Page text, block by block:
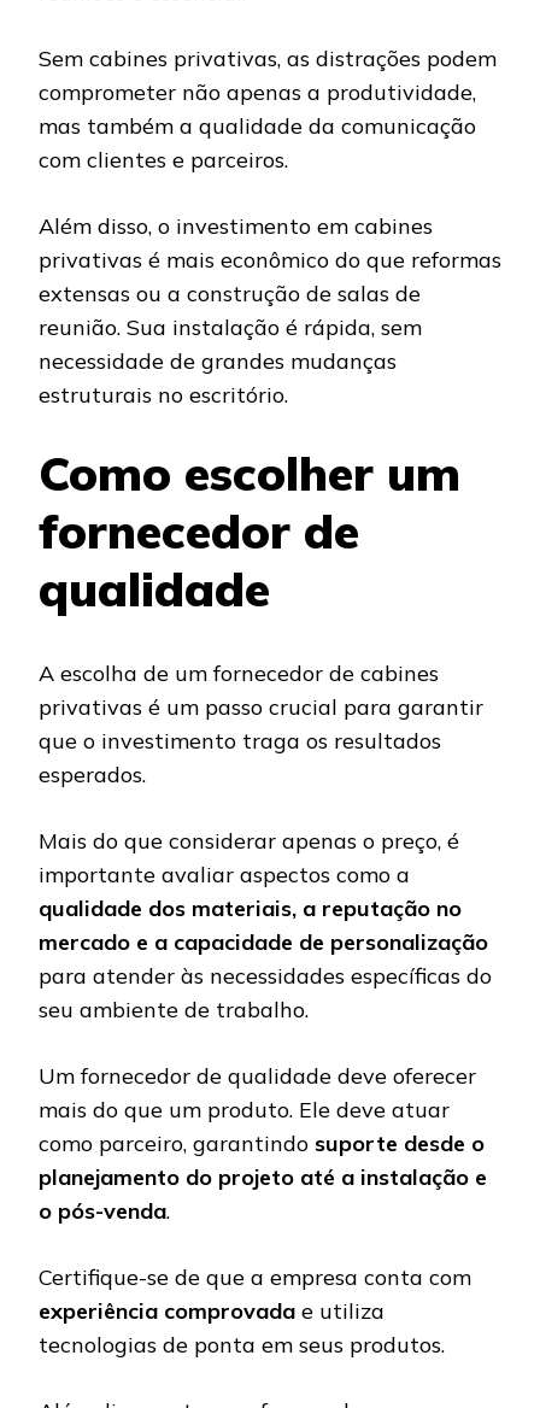
Sem cabines privativas, as distrações podem
comprometer não apenas a produtividade,
mas também a qualidade da comunicação
com clientes e parceiros.
Além disso, o investimento em cabines
privativas é mais econômico do que reformas
extensas ou a construção de salas de
reunião. Sua instalação é rápida, sem
necessidade de grandes mudanças
estruturais no escritório.
Como escolher um
fornecedor de
qualidade
A escolha de um fornecedor de cabines
privativas é um passo crucial para garantir
que o investimento traga os resultados
esperados.
Mais do que considerar apenas o preço, é
importante avaliar aspectos como a
qualidade dos materiais, a reputação no
mercado e a capacidade de personalização
para atender às necessidades específicas do
seu ambiente de trabalho.
Um fornecedor de qualidade deve oferecer
mais do que um produto. Ele deve atuar
como parceiro, garantindo suporte desde o
planejamento do projeto até a instalação e
o pós-venda.
Certifique-se de que a empresa conta com
experiência comprovada e utiliza
tecnologias de ponta em seus produtos.